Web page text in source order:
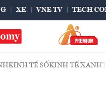
XE VNE TV TECH
KINH TẾ SỐKINH TẾ XANH